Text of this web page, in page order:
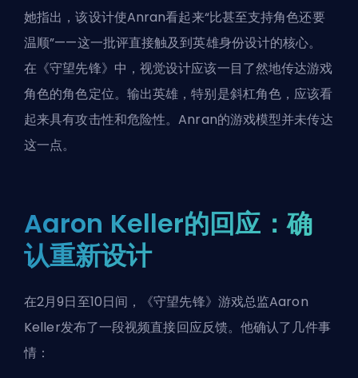
她指出，该设计使Anran看起来“比甚至支持角色还要
温顺”——这一批评直接触及到英雄身份设计的核心。
在《守望先锋》中，视觉设计应该一目了然地传达游戏
角色的角色定位。输出英雄，特别是斜杠角色，应该看
起来具有攻击性和危险性。Anran的游戏模型并未传达
这一点。
Aaron Keller的回应：确
认重新设计
在2月9日至10日间，《守望先锋》游戏总监Aaron
Keller发布了一段视频直接回应反馈。他确认了几件事
情：